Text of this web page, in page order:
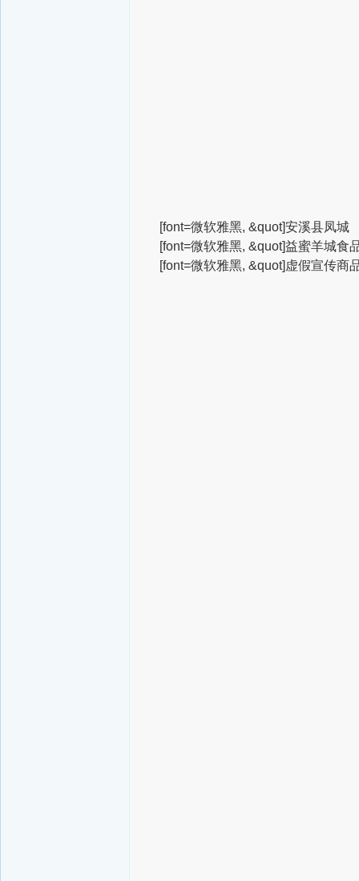
[font=微软雅黑, &quot]安溪县凤城
[font=微软雅黑, &quot]益蜜羊城食
[font=微软雅黑, &quot]虚假宣传商